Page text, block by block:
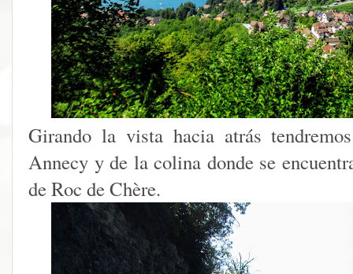
Girando la vista hacia atrás
Annecy y de la colina donde se
de Roc de Chère.